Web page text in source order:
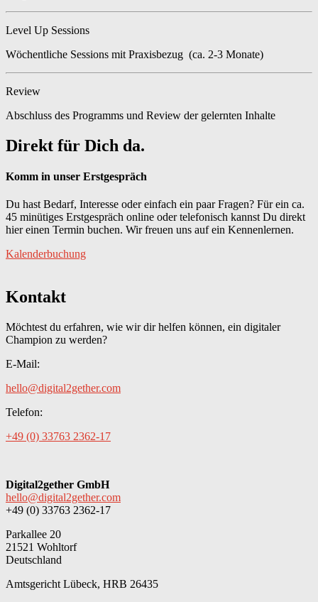
Level Up Sessions
Wöchentliche Sessions mit Praxisbezug (ca. 2-3 Monate)
Review
Abschluss des Programms und Review der gelernten Inhalte
Direkt für Dich da.
Komm in unser Erstgespräch
Du hast Bedarf, Interesse oder einfach ein paar Fragen? Für ein ca.
45 minütiges Erstgespräch online oder telefonisch kannst Du direkt
hier einen Termin buchen. Wir freuen uns auf ein Kennenlernen.
Kalenderbuchung
Kontakt
Möchtest du erfahren, wie wir dir helfen können, ein digitaler
Champion zu werden?
E-Mail:
hello@digital2gether.com
Telefon:
+49 (0) 33763 2362-17
Digital2gether GmbH
hello@digital2gether.com
+49 (0) 33763 2362-17
Parkallee 20
21521 Wohltorf
Deutschland
Amtsgericht Lübeck, HRB 26435